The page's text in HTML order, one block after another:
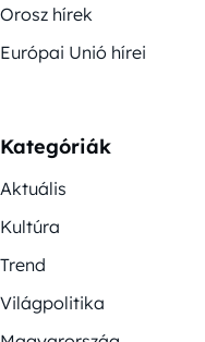
Orosz hírek
Európai Unió hírei
Kategóriák
Aktuális
Kultúra
Trend
Világpolitika